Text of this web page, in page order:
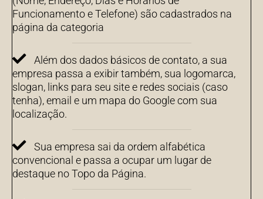
Funcionamento e Telefone) são cadastrados na
página da categoria
Além dos dados básicos de contato, a sua
empresa passa a exibir também, sua logomarca,
slogan, links para seu site e redes sociais (caso
tenha), email e um mapa do Google com sua
localização.
Sua empresa sai da ordem alfabética
convencional e passa a ocupar um lugar de
destaque no Topo da Página.